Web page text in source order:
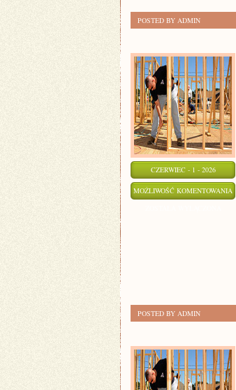
POSTED BY ADMIN
CZERWIEC - 1 - 2026
MOŻLIWOŚĆ KOMENTOWANIA
POSTED BY ADMIN